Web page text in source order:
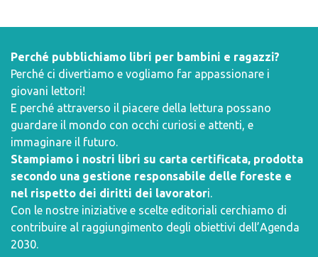
Perché pubblichiamo libri per bambini e ragazzi?
Perché ci divertiamo e vogliamo far appassionare i
giovani lettori!
E perché attraverso il piacere della lettura possano
guardare il mondo con occhi curiosi e attenti, e
immaginare il futuro.
Stampiamo i nostri libri su carta certificata, prodotta
secondo una gestione responsabile delle foreste e
nel rispetto dei diritti dei lavoratori.
Con le nostre iniziative e scelte editoriali cerchiamo di
contribuire al raggiungimento degli obiettivi dell’Agenda
2030.